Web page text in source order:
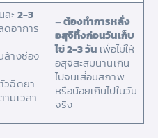
ะ 2-3
ดอาการ
ล้างช่อง
วฉีดยา
ามเวลา
–ต้องทำการหลั่ง
อสุจิทิ้งก่อนวันเก็บ
ไข่ 2-3 วัน เพื่อไม่ให้
อสุจิสะสมนานเกิน
ไปจนเสื่อมสภาพ
หรือน้อยเกินไปในวัน
จริง